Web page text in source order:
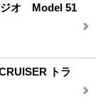
ジオ Model 51
トラ